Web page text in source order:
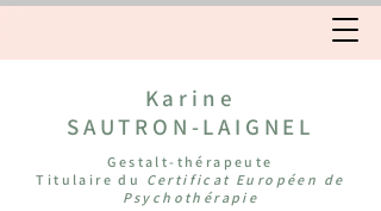
Karine
SAUTRON-LAIGNEL
Gestalt-thérapeute
Titulaire du Certificat Européen de
Psychothérapie